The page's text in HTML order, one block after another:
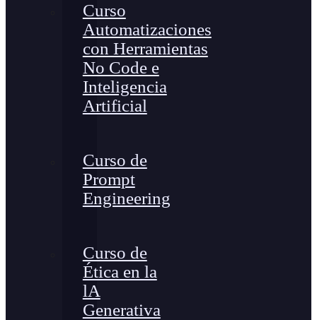
Curso
Automatizaciones
con Herramientas
No Code e
Inteligencia
Artificial
Curso de
Prompt
Engineering
Curso de
Ética en la
lA
Generativa